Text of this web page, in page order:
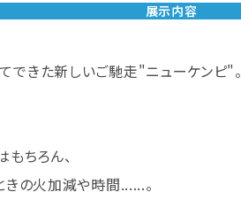
展示内容
きた新しいご馳走"ニューケンピ"。
ちろん、
きの火加減や時間......。